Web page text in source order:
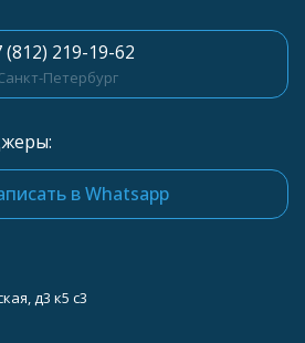
(812) 219-19-62
Петербург
в Whatsapp
д3 к5 с3